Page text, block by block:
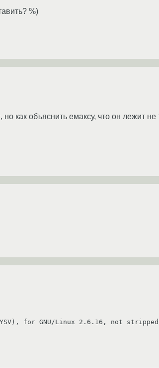
%)
как объяснить емаксу, что он лежит не